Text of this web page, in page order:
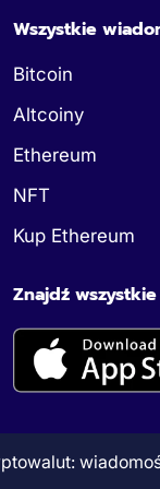
Wszystkie
Bitcoin
Altcoiny
Ethereum
NFT
Kup Ethereum
Znajdź